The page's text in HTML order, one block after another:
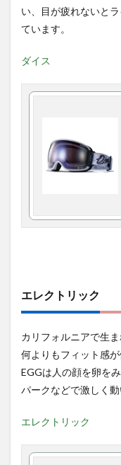
い、目が疲れないと
ています。
ダイス
エレクトリック
カリフォルニアで生
何よりもフィット感
EGGは人の顔を卵を
パークなどで激しく
エレクトリック